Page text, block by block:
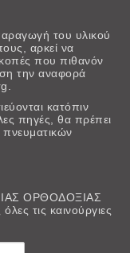
του υλικού
αρκεί να
που πιθανόν
την αναφορά
κατόπιν
πηγές, θα πρέπει
ΟΡΘΟΔΟΞΙΑΣ
τις καινούργιες